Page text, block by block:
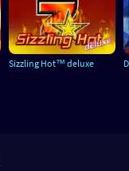
Sizzling Hot™ deluxe